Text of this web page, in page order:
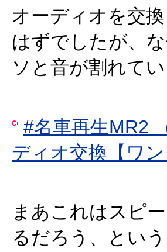
オーディオを交
はずでしたが、
ソと音が割れてい
#名車再生MR2
ディオ交換【ワ
まあこれはスピ
るだろう、とい